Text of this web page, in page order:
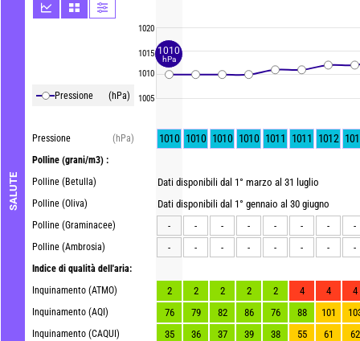
SALUTE
Pressione (hPa)
Pressione
(hPa)
Polline (grani/m3) :
Polline (Betulla)
Polline (Oliva)
Polline (Graminacee)
Polline (Ambrosia)
Indice di qualità dell'aria:
Inquinamento (ATMO)
Inquinamento (AQI)
Inquinamento (CAQUI)
1020
1015
1010
1005
1010 1010 1010 1010 1011 1011 1012
Dati disponibili dal 1° marzo al 31 luglio
Dati disponibili dal 1° gennaio al 30 giugno
-
- - - - - -
-
-
- - - - - - -
2 2 2 2 2 4 4
4
76
79 82 86 76 88 101
35
36 37 39 38 55 61 62
1010
hPa